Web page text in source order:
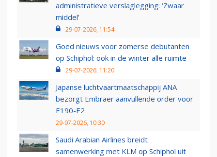
administratieve verslaglegging: ‘Zwaar
middel’
29-07-2026, 11:54
Goed nieuws voor zomerse debutanten
op Schiphol: ook in de winter alle ruimte
29-07-2026, 11:20
Japanse luchtvaartmaatschappij ANA
bezorgt Embraer aanvullende order voor
E190-E2
29-07-2026, 10:30
Saudi Arabian Airlines breidt
samenwerking met KLM op Schiphol uit